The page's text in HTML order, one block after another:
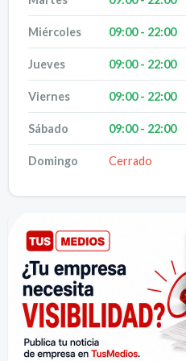
Miércoles 09:00 - 22:00
Jueves 09:00 - 22:00
Viernes 09:00 - 22:00
Sábado 09:00 - 22:00
Domingo Cerrado